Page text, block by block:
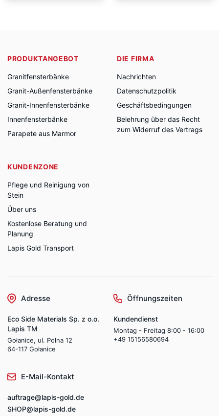
PRODUKTANGEBOT
Granitfensterbänke
Granit-Außenfensterbänke
Granit-Innenfensterbänke
Innenfensterbänke
Parapete aus Marmor
DIE FIRMA
Nachrichten
Datenschutzpolitik
Geschäftsbedingungen
Belehrung über das Recht
zum Widerruf des Vertrags
KUNDENZONE
Pflege und Reinigung von
Stein
Über uns
Kostenlose Beratung und
Planung
Lapis Gold Transport
Adresse
Eco Side Materials Sp. z o.o.
Lapis TM
Gołanice, ul. Polna 12
64-117 Gołanice
Öffnungszeiten
Kundendienst
Montag - Freitag 8:00 - 16:00
+49 15156580694
E-Mail-Kontakt
auftrage@lapis-gold.de
SHOP@lapis-gold.de